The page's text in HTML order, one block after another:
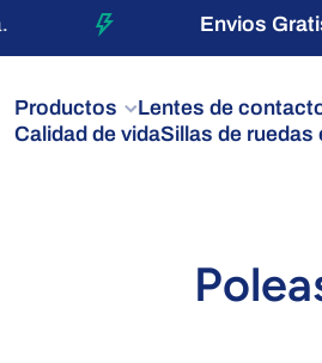
Envios
Productos Lentes de
Calidad de vidaSillas de ruedas